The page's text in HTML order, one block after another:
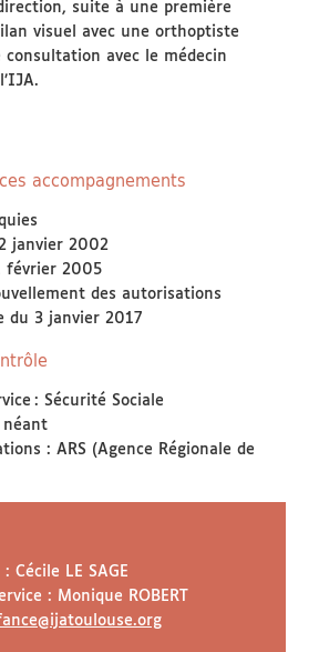
suite à une première
visuel avec une orthoptiste
consultation avec le médecin
accompagnements
janvier 2002
février 2005
des autorisations
du 3 janvier 2017
: Sécurité Sociale
néant
: ARS (Agence Régionale de
Cécile LE SAGE
: Monique ROBERT